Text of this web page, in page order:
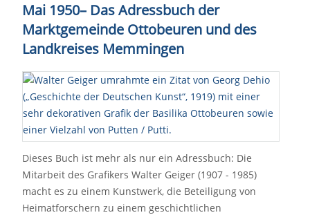
Mai 1950– Das Adressbuch der
Marktgemeinde Ottobeuren und des
Landkreises Memmingen
Dieses Buch ist mehr als nur ein Adressbuch: Die
Mitarbeit des Grafikers Walter Geiger (1907 - 1985)
macht es zu einem Kunstwerk, die Beteiligung von
Heimatforschern zu einem geschichtlichen